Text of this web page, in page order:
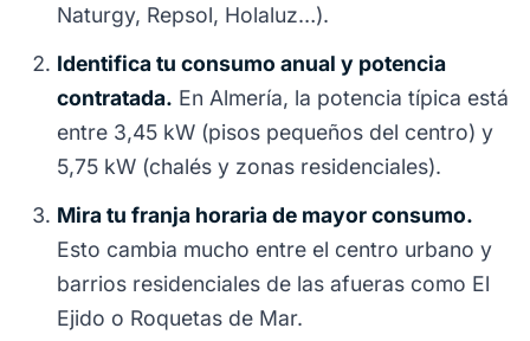
Naturgy, Repsol, Holaluz…).
Identifica tu consumo anual y potencia
contratada. En Almería, la potencia típica está
entre 3,45 kW (pisos pequeños del centro) y
5,75 kW (chalés y zonas residenciales).
Mira tu franja horaria de mayor consumo.
Esto cambia mucho entre el centro urbano y
barrios residenciales de las afueras como El
Ejido o Roquetas de Mar.